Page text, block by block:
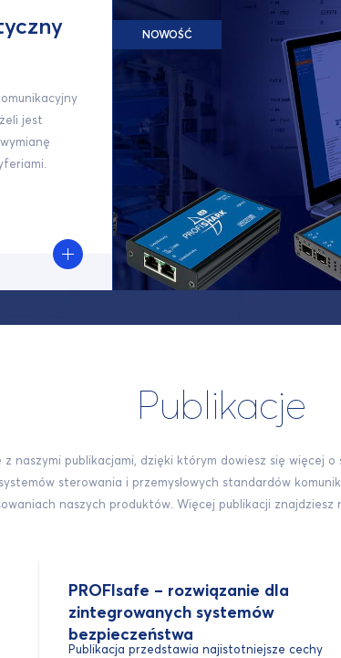
jest
NOWOŚĆ
Publikacje
z naszymi publikacjami, dzięki którym dowiesz się więcej
sterowania i przemysłowych standardów
naszych produktów. Więcej publikacji znajdziesz
PROFIsafe – rozwiązanie dla
zintegrowanych systemów
bezpieczeństwa
Publikacja przedstawia najistotniejsze cechy